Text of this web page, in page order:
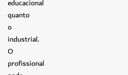
educacional
quanto
o
industrial.
O
profissional